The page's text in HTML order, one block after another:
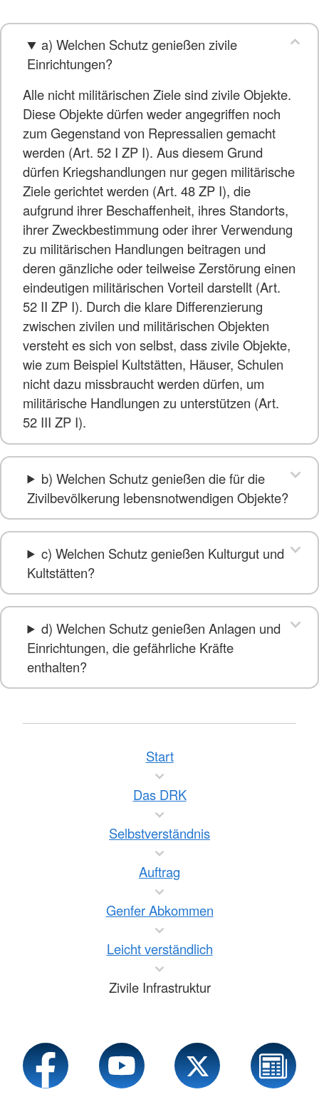
a) Welchen Schutz genießen zivile
Einrichtungen?
Alle nicht militärischen Ziele sind zivile Objekte.
Diese Objekte dürfen weder angegriffen noch
zum Gegenstand von Repressalien gemacht
werden (Art. 52 I ZP I). Aus diesem Grund
dürfen Kriegshandlungen nur gegen militärische
Ziele gerichtet werden (Art. 48 ZP I), die
aufgrund ihrer Beschaffenheit, ihres Standorts,
ihrer Zweckbestimmung oder ihrer Verwendung
zu militärischen Handlungen beitragen und
deren gänzliche oder teilweise Zerstörung einen
eindeutigen militärischen Vorteil darstellt (Art.
52 II ZP I). Durch die klare Differenzierung
zwischen zivilen und militärischen Objekten
versteht es sich von selbst, dass zivile Objekte,
wie zum Beispiel Kultstätten, Häuser, Schulen
nicht dazu missbraucht werden dürfen, um
militärische Handlungen zu unterstützen (Art.
52 III ZP I).
b) Welchen Schutz genießen die für die
Zivilbevölkerung lebensnotwendigen Objekte?
c) Welchen Schutz genießen Kulturgut und
Kultstätten?
d) Welchen Schutz genießen Anlagen und
Einrichtungen, die gefährliche Kräfte
enthalten?
Start
Das DRK
Selbstverständnis
Auftrag
Genfer Abkommen
Leicht verständlich
Zivile Infrastruktur